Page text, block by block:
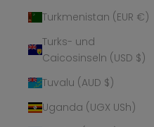
Turkmenistan (EUR €)
Turks- und
Caicosinseln (USD $)
Tuvalu (AUD $)
Uganda (UGX USh)